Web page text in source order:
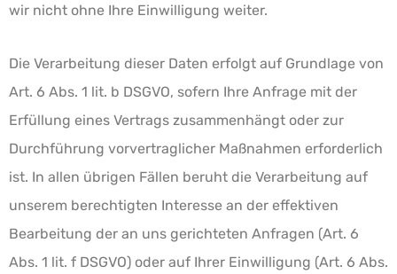
wir nicht ohne Ihre Einwilligung weiter.
Die Verarbeitung dieser Daten erfolgt auf Grundlage von
Art. 6 Abs. 1 lit. b DSGVO, sofern Ihre Anfrage mit der
Erfüllung eines Vertrags zusammenhängt oder zur
Durchführung vorvertraglicher Maßnahmen erforderlich
ist. In allen übrigen Fällen beruht die Verarbeitung auf
unserem berechtigten Interesse an der effektiven
Bearbeitung der an uns gerichteten Anfragen (Art. 6
Abs. 1 lit. f DSGVO) oder auf Ihrer Einwilligung (Art. 6 Abs.